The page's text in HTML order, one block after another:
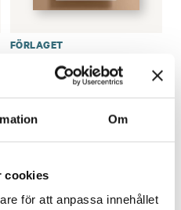
Om
cookies
för att anpassa innehållet
FÖRLAGET
Sommarboken –
SLUT I LAGER